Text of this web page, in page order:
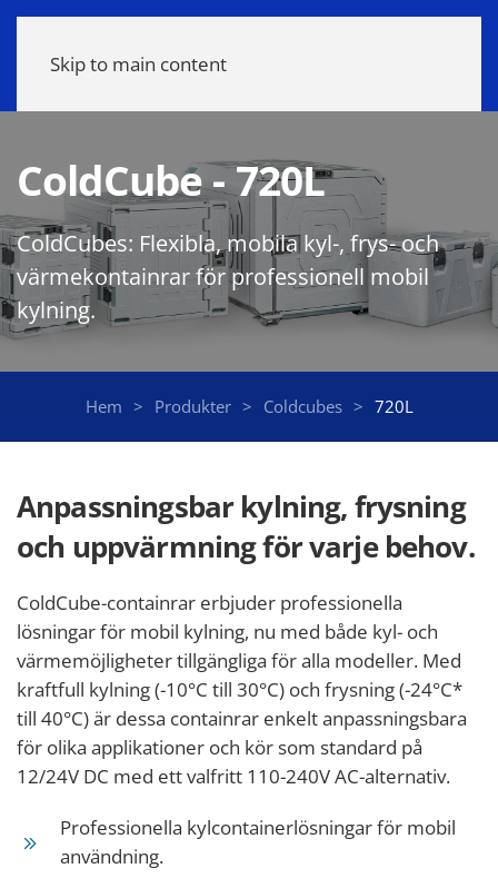
Skip to main content
ColdCube - 720L
ColdCubes: Flexibla, mobila kyl-, frys- och
värmekontainrar för professionell mobil
kylning.
Hem Produkter Coldcubes 720L
Anpassningsbar kylning, frysning
och uppvärmning för varje behov.
ColdCube-containrar erbjuder professionella
lösningar för mobil kylning, nu med både kyl- och
värmemöjligheter tillgängliga för alla modeller. Med
kraftfull kylning (-10°C till 30°C) och frysning (-24°C*
till 40°C) är dessa containrar enkelt anpassningsbara
för olika applikationer och kör som standard på
12/24V DC med ett valfritt 110-240V AC-alternativ.
Professionella kylcontainerlösningar för mobil
användning.